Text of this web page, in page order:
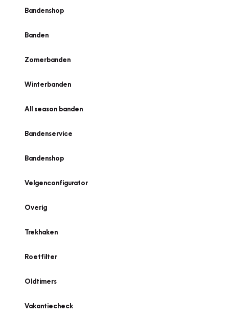
Bandenshop
Banden
Zomerbanden
Winterbanden
All season banden
Bandenservice
Bandenshop
Velgenconfigurator
Overig
Trekhaken
Roetfilter
Oldtimers
Vakantiecheck